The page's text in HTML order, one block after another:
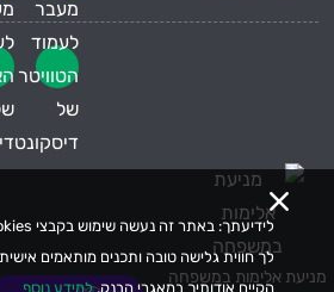
לך חווית גלישה טובה ותכנים מותאמים
הקיים אודותיך במאגרי הבנק. למידע נוסף
מניעת אלימות במשפחה